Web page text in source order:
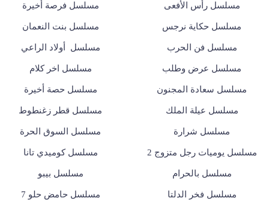
مسلسل رأس الأفعى مسلسل فرصة أخيرة
مسلسل حكاية نرجس مسلسل بنت النعمان
مسلسل فن الحرب مسلسل أولاد الراعي
مسلسل عرض وطلب مسلسل اخر كلام
مسلسل سعادة المجنون مسلسل حصة أخيرة
مسلسل عيلة الملك مسلسل قطر زغنطوط
مسلسل شرارة مسلسل السوق الحرة
مسلسل يوميات رجل متزوج 2 مسلسل كوميدي تانا
مسلسل بالحرام مسلسل بيبو
مسلسل فخر الدلتا مسلسل حامض حلو 7